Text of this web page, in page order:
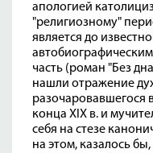
апологией
"религиозному"
является до
часть (роман "Без
нашли отражение
разочаровавшегося
конца XIX в. и
себя на стезе
на этом, казалось